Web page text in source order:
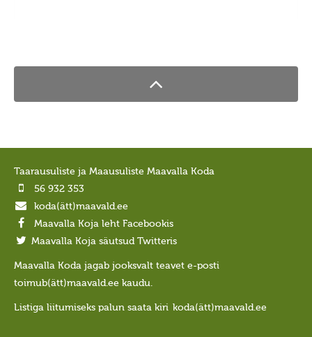
Taarausuliste ja Maausuliste Maavalla Koda
56 932 353
koda(ätt)maavald.ee
Maavalla Koja leht Facebookis
Maavalla Koja säutsud Twitteris
Maavalla Koda jagab jooksvalt teavet e-posti
toimub(ätt)maavald.ee kaudu.
Listiga liitumiseks palun saata kiri koda(ätt)maavald.ee